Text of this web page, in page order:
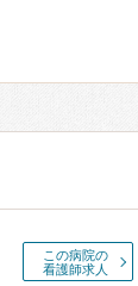
この病院の
看護師求人